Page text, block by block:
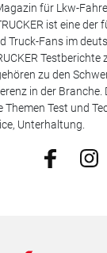
für Lkw-
ist eine
Truck-Fans im
Testberichte
zu den
in der Branche.
Test und
Unterhaltung.